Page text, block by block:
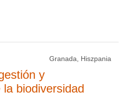
Granada, Hiszpania
y
biodiversidad